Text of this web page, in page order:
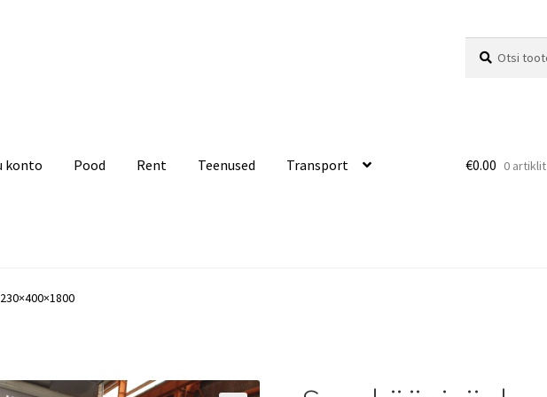
konto Pood Rent Teenused Transport
Teenused
€0.00 0 artiklit